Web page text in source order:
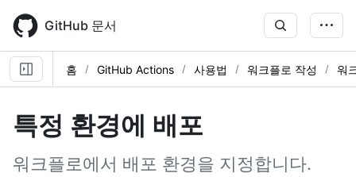
main
content
GitHub 문서
홈 GitHub Actions 사용법 워크플로 작성 워
특정 환경에 배포
워크플로에서 배포 환경을 지정합니다.